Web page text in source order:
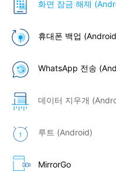
화면 잠금 해제
휴대폰 백업
WhatsApp 전송
데이터 지우개
루트 (Android)
MirrorGo